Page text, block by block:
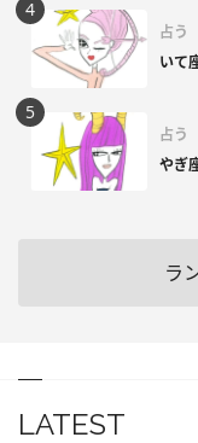
占う
いて
占う
やぎ
ラ
LATEST